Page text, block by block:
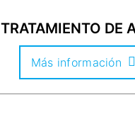
TRATAMIENTO DE
Más información